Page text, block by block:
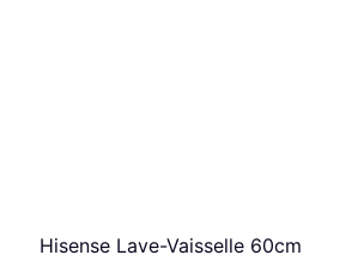
Hisense Lave-Vaisselle 60cm